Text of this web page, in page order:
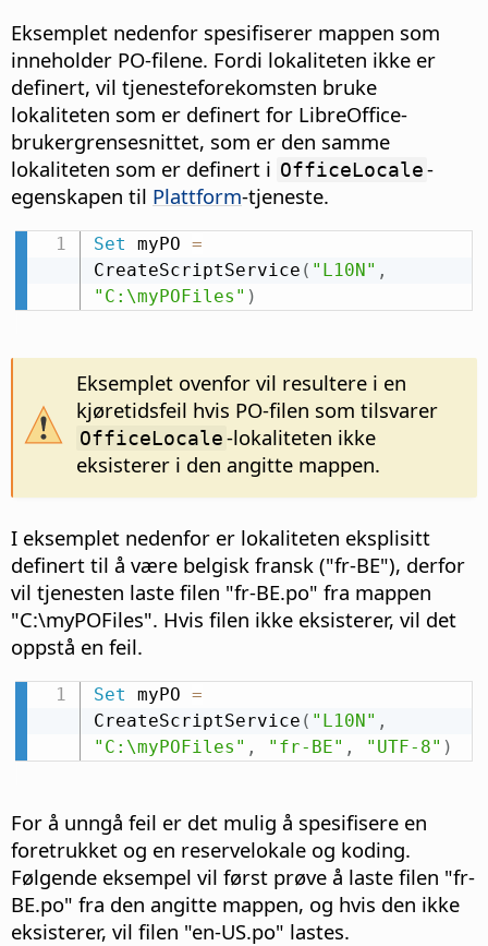
Eksemplet nedenfor spesifiserer mappen som
inneholder PO-filene. Fordi lokaliteten ikke er
definert, vil tjenesteforekomsten bruke
lokaliteten som er definert for LibreOffice-
brukergrensesnittet, som er den samme
lokaliteten som er definert i OfficeLocale-
egenskapen til Plattform-tjeneste.
Set myPO =
CreateScriptService ( "L10N" ,
"C:\myPOFiles" )
Eksemplet ovenfor vil resultere i en
kjøretidsfeil hvis PO-filen som tilsvarer
OfficeLocale-lokaliteten ikke
eksisterer i den angitte mappen.
I eksemplet nedenfor er lokaliteten eksplisitt
definert til å være belgisk fransk ("fr-BE"), derfor
vil tjenesten laste filen "fr-BE.po" fra mappen
"C:\myPOFiles". Hvis filen ikke eksisterer, vil det
oppstå en feil.
Set myPO =
CreateScriptService ( "L10N" ,
"C:\myPOFiles" , "fr-BE" , "UTF-8" )
For å unngå feil er det mulig å spesifisere en
foretrukket og en reservelokale og koding.
Følgende eksempel vil først prøve å laste filen "fr-
BE.po" fra den angitte mappen, og hvis den ikke
eksisterer, vil filen "en-US.po" lastes.